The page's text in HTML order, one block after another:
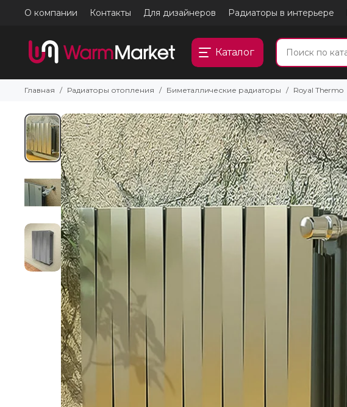
О компании Контакты Для дизайнеров Радиаторы в интерьере
Каталог
Главная Радиаторы отопления Биметаллические радиаторы Royal Thermo